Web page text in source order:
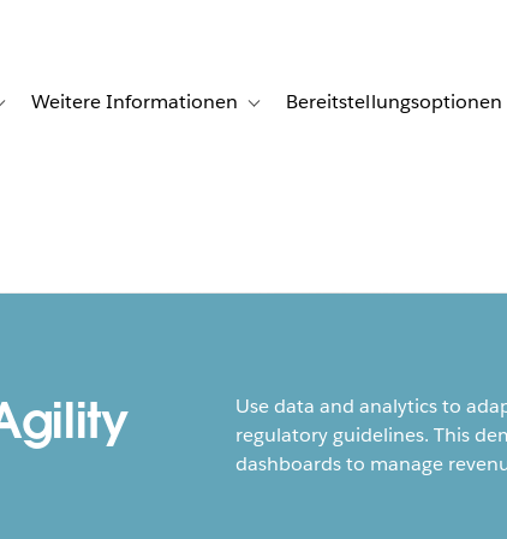
for Kundenberichte
sub-navigation for Lösungen
Weitere Informationen Toggle sub-navigation for Weitere
Bereitstellungsoptionen
Use data and analytics to
regulatory guidelines. This
dashboards to manage